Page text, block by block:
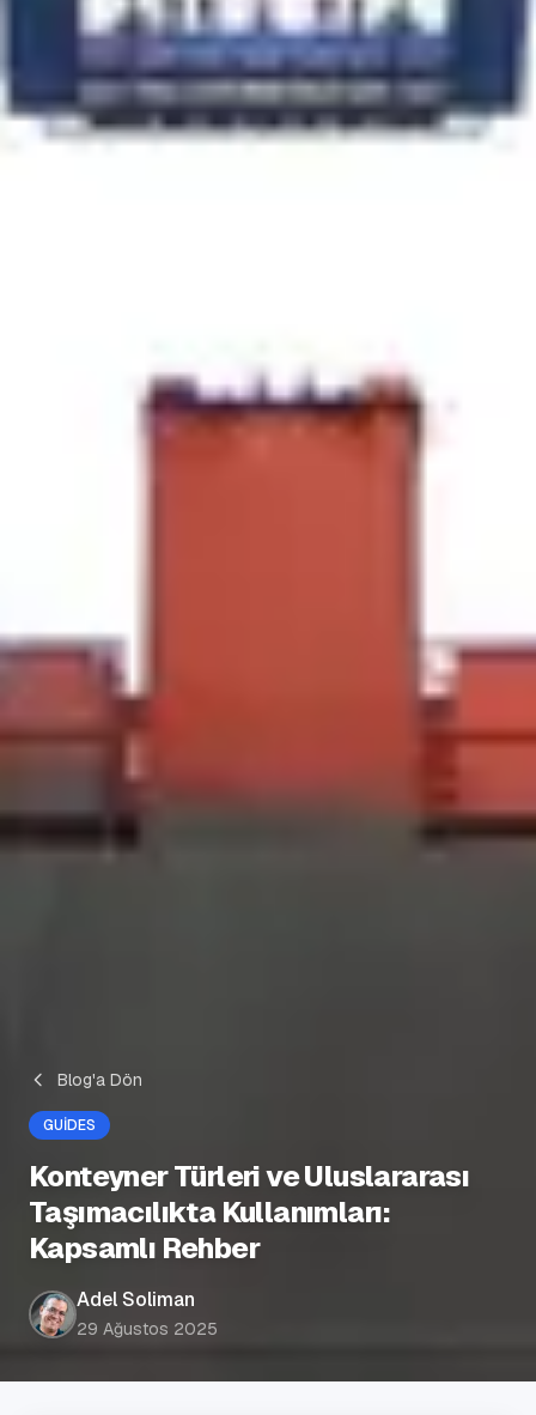
Blog'a Dön
GUIDES
Konteyner Türleri ve Uluslararası
Taşımacılıkta Kullanımları:
Kapsamlı Rehber
Adel Soliman
29 Ağustos 2025